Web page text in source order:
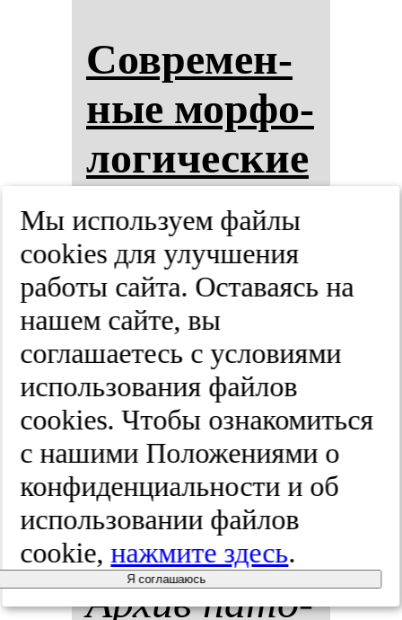
Сов­ре­мен­
ные мор­фо­
ло­ги­чес­кие
пред­став­
ле­ния о пе­
ри­им­
плантной
ин­фек­ции
в трав­ма­
то­ло­гии и
ор­то­пе­дии.
Ар­хив па­то­
Мы используем файлы
cооkies для улучшения
работы сайта. Оставаясь на
нашем сайте, вы
соглашаетесь с условиями
использования файлов
cооkies. Чтобы ознакомиться
с нашими Положениями о
конфиденциальности и об
использовании файлов
cookie,нажмите здесь.
Я соглашаюсь